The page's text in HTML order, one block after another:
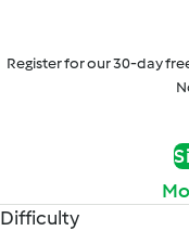
Register for our 30-day
Difficulty